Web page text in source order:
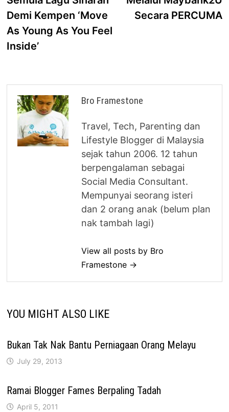
Demi Kempen ‘Move
As Young As You Feel
Inside’
Secara PERCUMA
Bro Framestone
Travel, Tech, Parenting dan
Lifestyle Blogger di Malaysia
sejak tahun 2006. 12 tahun
berpengalaman sebagai
Social Media Consultant.
Mempunyai seorang isteri
dan 2 orang anak (belum plan
nak tambah lagi)
View all posts by Bro
Framestone →
YOU MIGHT ALSO LIKE
Bukan Tak Nak Bantu Perniagaan Orang Melayu
July 29, 2013
Ramai Blogger Fames Berpaling Tadah
April 5, 2011